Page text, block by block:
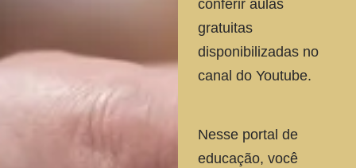
conferir aulas
gratuitas
disponibilizadas no
canal do Youtube.
Nesse portal de
educação, você